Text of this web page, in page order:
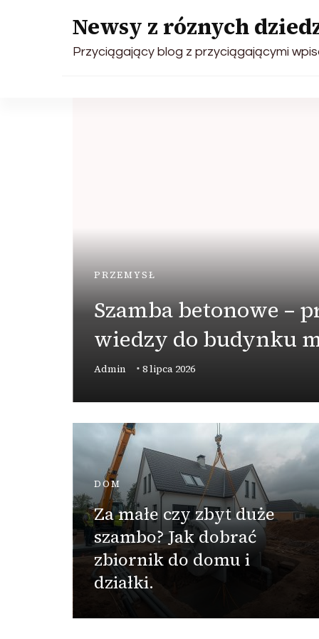
Newsy z róznych
Przyciągający blog z przyciągającymi
PRZEMYSŁ
Szamba betonowe –
wiedzy do budynku
Admin 8 lipca 2026
DOM
Za małe czy zbyt duże
szambo? Jak dobrać
zbiornik do domu i
działki.